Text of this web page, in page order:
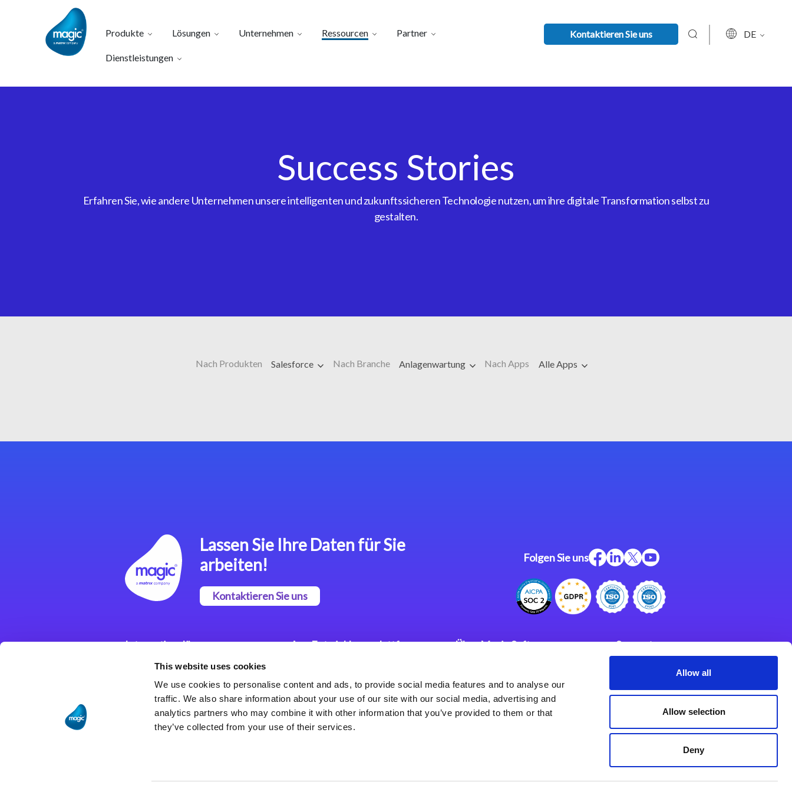
This website uses cookies
We use cookies to personalise content and ads, to provide social media features and to analyse our
traffic. We also share information about your use of our site with our social media, advertising and
analytics partners who may combine it with other information that you’ve provided to them or that
they’ve collected from your use of their services.
Allow all
Allow selection
Deny
Produkte Lösungen Unternehmen Ressourcen Partner
Dienstleistungen
Kontaktieren Sie uns DE
Success Stories
Erfahren Sie, wie andere Unternehmen unsere intelligenten und zukunftssicheren Technologie nutzen, um ihre digitale Transformation selbst zu
gestalten.
Nach Produkten Salesforce Nach Branche Anlagenwartung Nach Apps Alle Apps
Lassen Sie Ihre Daten für Sie
arbeiten!
Kontaktieren Sie uns
Folgen Sie uns
Integrationslösungen
Magic xpi
Integrationsplattform
App Entwicklungsplattform
Plattform
Magic xpa Web Application
Framework
Über Magic Software
Karriere
Datenschutzerklärung
Weltweite Niederlassungen
Support
Impressum